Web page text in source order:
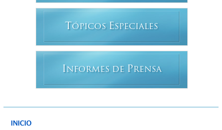
T ÓPICOS ESPECIALES
INFORMES DE PRENSA
INICIO